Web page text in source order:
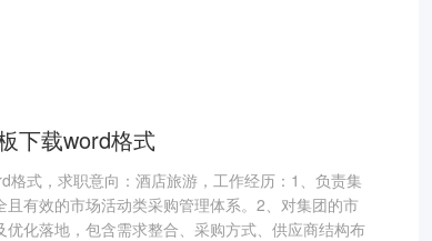
下载word格式
格式，求职意向：酒店旅游，工作经历：1、负责集
有效的市场活动类采购管理体系。2、对集团的市
化落地，包含需求整合、采购方式、供应商结构布